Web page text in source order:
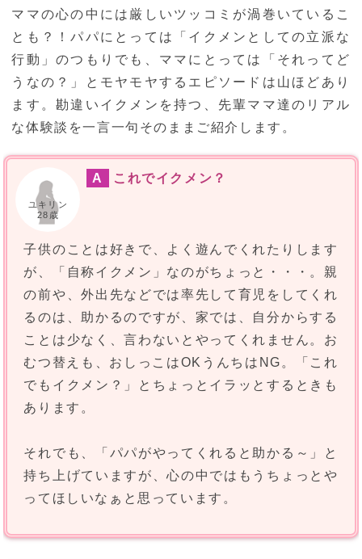
ママの心の中には厳しいツッコミが渦巻いているこ
とも？！パパにとっては「イクメンとしての立派な
行動」のつもりでも、ママにとっては「それってど
うなの？」とモヤモヤするエピソードは山ほどあり
ます。勘違いイクメンを持つ、先輩ママ達のリアル
な体験談を一言一句そのままご紹介します。
ユキリン
28歳
A これでイクメン？
子供のことは好きで、よく遊んでくれたりします
が、「自称イクメン」なのがちょっと・・・。親
の前や、外出先などでは率先して育児をしてくれ
るのは、助かるのですが、家では、自分からする
ことは少なく、言わないとやってくれません。お
むつ替えも、おしっこはOKうんちはNG。「これ
でもイクメン？」とちょっとイラッとするときも
あります。
それでも、「パパがやってくれると助かる～」と
持ち上げていますが、心の中ではもうちょっとや
ってほしいなぁと思っています。